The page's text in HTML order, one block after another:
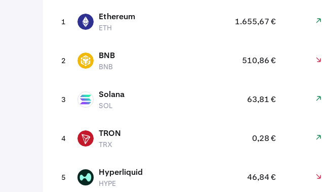
1 ETH Ethereum
ETH
1.655,67 €
2 BNB BNB
BNB
510,86 €
3 SOL Solana
SOL
63,81 €
4 TRX TRON
TRX
0,28 €
5 HYPE Hyperliquid
HYPE
46,84 €